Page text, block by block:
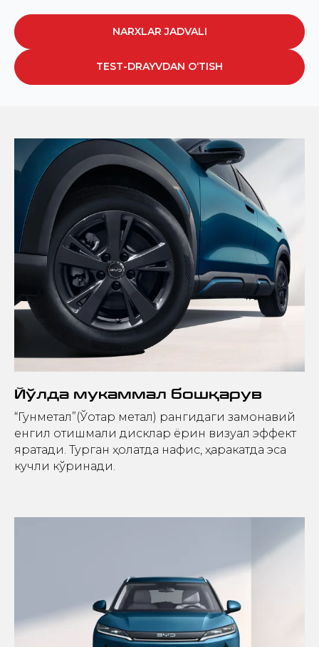
NARXLAR JADVALI
TEST-DRAYVDAN O‘TISH
Йўлда мукаммал бошқарув
“Гунметал”(Ўқотар метал) рангидаги замонавий
енгил қотишмали дисклар ёрқин визуал эффект
яратади. Турган ҳолатда нафис, ҳаракатда эса
кучли кўринади.